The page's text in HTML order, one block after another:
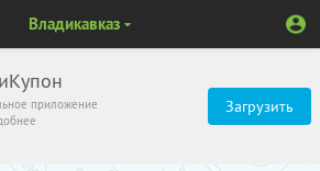
приложение
Загрузить
Владикавказ